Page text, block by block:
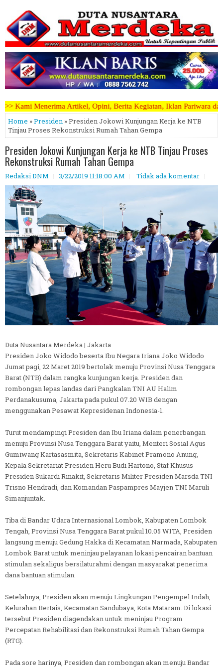
Berita Kegiatan, Iklan Pariwara dapat mengirimkannya melalui
Home »Presiden » Presiden Jokowi Kunjungan Kerja ke NTB
Tinjau Proses Rekonstruksi Rumah Tahan Gempa
Presiden Jokowi Kunjungan Kerja ke NTB Tinjau Proses
Rekonstruksi Rumah Tahan Gempa
Redaksi DNM 3/22/2019 11:18:00 AM Tidak ada komentar
Duta Nusantara Merdeka | Jakarta
Presiden Joko Widodo beserta Ibu Negara Iriana Joko Widodo
Jumat pagi, 22 Maret 2019 bertolak menuju Provinsi Nusa Tenggara
Barat (NTB) dalam rangka kunjungan kerja. Presiden dan
rombongan lepas landas dari Pangkalan TNI AU Halim
Perdanakusuma, Jakarta pada pukul 07.20 WIB dengan
menggunakan Pesawat Kepresidenan Indonesia-1.
Turut mendampingi Presiden dan Ibu Iriana dalam penerbangan
menuju Provinsi Nusa Tenggara Barat yaitu, Menteri Sosial Agus
Gumiwang Kartasasmita, Sekretaris Kabinet Pramono Anung,
Kepala Sekretariat Presiden Heru Budi Hartono, Staf Khusus
Presiden Sukardi Rinakit, Sekretaris Militer Presiden Marsda TNI
Trisno Hendradi, dan Komandan Paspampres Mayjen TNI Maruli
Simanjuntak.
Tiba di Bandar Udara Internasional Lombok, Kabupaten Lombok
Tengah, Provinsi Nusa Tenggara Barat pukul 10.05 WITA, Presiden
langsung menuju Gedung Hakka di Kecamatan Narmada, Kabupaten
Lombok Barat untuk meninjau pelayanan lokasi pencairan bantuan
stimulan sekaligus bersilaturahmi dengan masyarakat penerima
dana bantuan stimulan.
Setelahnya, Presiden akan menuju Lingkungan Pengempel Indah,
Kelurahan Bertais, Kecamatan Sandubaya, Kota Mataram. Di lokasi
tersebut Presiden diagendakan untuk meninjau Program
Percepatan Rehabilitasi dan Rekonstruksi Rumah Tahan Gempa
(RTG).
Pada sore harinya, Presiden dan rombongan akan menuju Bandar